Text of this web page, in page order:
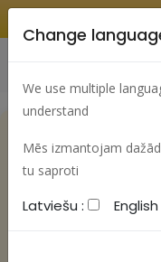
Change
We use multiple
understand
Mēs izmantojam
tu saproti
Latviešu : English